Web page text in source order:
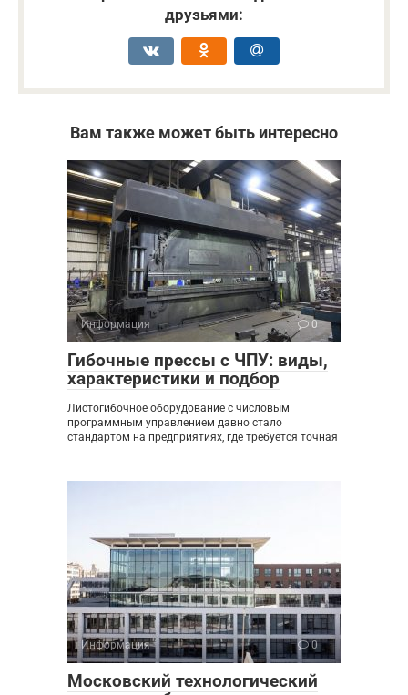
друзьями:
Вам также может быть интересно
Информация 0
Гибочные прессы с ЧПУ: виды,
характеристики и подбор
Листогибочное оборудование с числовым
программным управлением давно стало
стандартом на предприятиях, где требуется точная
Информация 0
Московский технологический